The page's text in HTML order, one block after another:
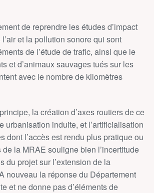
de reprendre les études d’impact
et la pollution sonore qui sont
de l’étude de trafic, ainsi que le
et d’animaux sauvages tués sur les
avec le nombre de kilomètres
la création d’axes routiers de ce
urbanisation induite, et l’artificialisation
dont l’accès est rendu plus pratique ou
de la MRAE souligne bien l’incertitude
du projet sur l’extension de la
nouveau la réponse du Département
et ne donne pas d’éléments de